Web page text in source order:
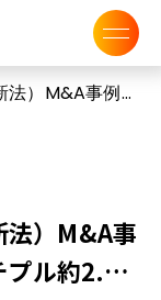
）M&A事例｜
法）M&A事
プル約2.5